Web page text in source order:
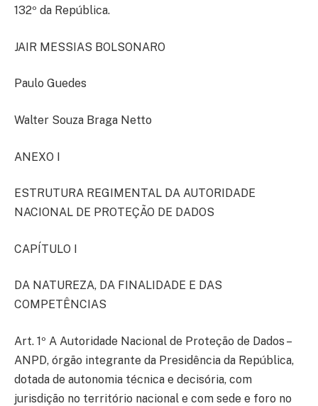
132º da República.
JAIR MESSIAS BOLSONARO
Paulo Guedes
Walter Souza Braga Netto
ANEXO I
ESTRUTURA REGIMENTAL DA AUTORIDADE
NACIONAL DE PROTEÇÃO DE DADOS
CAPÍTULO I
DA NATUREZA, DA FINALIDADE E DAS
COMPETÊNCIAS
Art. 1º A Autoridade Nacional de Proteção de Dados –
ANPD, órgão integrante da Presidência da República,
dotada de autonomia técnica e decisória, com
jurisdição no território nacional e com sede e foro no